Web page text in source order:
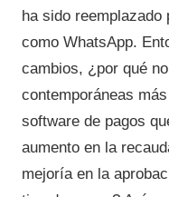
ha sido
como WhatsApp.
cambios, ¿por qué
contemporáneas
software de pagos
aumento en la
mejoría en la